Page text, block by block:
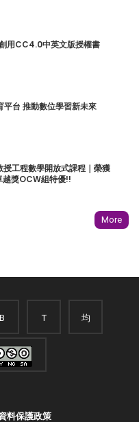
用CC4.0中英文版授權書
平台 推動數位學習新未來
工程數學開放式課程｜榮獲
獎OCW組特優!!
More
B T 均
料保護政策